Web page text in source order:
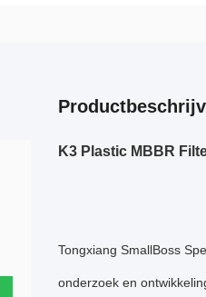
K3 Plastic MBBR
Tongxiang SmallBoss
onderzoek en